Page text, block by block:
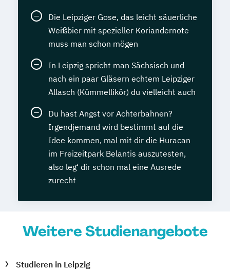
Die Leipziger Gose, das leicht säuerliche
Weißbier mit spezieller Koriandernote
muss man schon mögen
In Leipzig spricht man Sächsisch und
nach ein paar Gläsern echtem Leipziger
Allasch (Kümmellikör) du vielleicht auch
Du hast Angst vor Achterbahnen?
Irgendjemand wird bestimmt auf die
Idee kommen, mal mit dir die Huracan
im Freizeitpark Belantis auszutesten,
also leg‘ dir schon mal eine Ausrede
zurecht
Weitere Studienangebote
Studieren in Leipzig